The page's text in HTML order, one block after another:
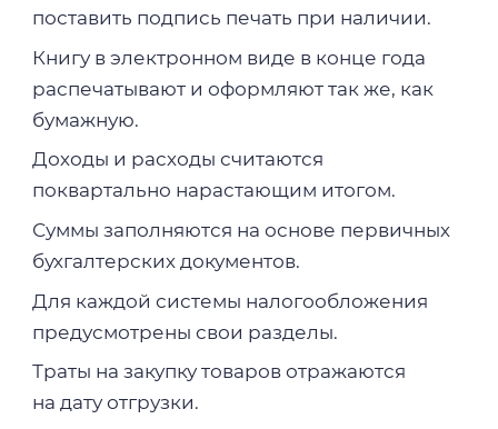
поставить подпись печать при наличии.
Книгу в электронном виде в конце года
распечатывают и оформляют так же, как
бумажную.
Доходы и расходы считаются
поквартально нарастающим итогом.
Суммы заполняются на основе первичных
бухгалтерских документов.
Для каждой системы налогообложения
предусмотрены свои разделы.
Траты на закупку товаров отражаются
на дату отгрузки.